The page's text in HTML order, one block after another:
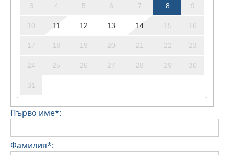
3 4 5 6 7 8 9
10 11 12 13 14 15 16
17 18 19 20 21 22 23
24 25 26 27 28 29 30
31
Първо име*:
Фамилия*: